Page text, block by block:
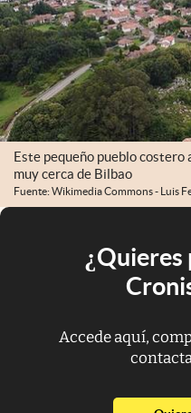
Este pequeño pueblo
muy cerca de Bilbao
Fuente: Wikimedia Commons - Luis
Accede aquí,